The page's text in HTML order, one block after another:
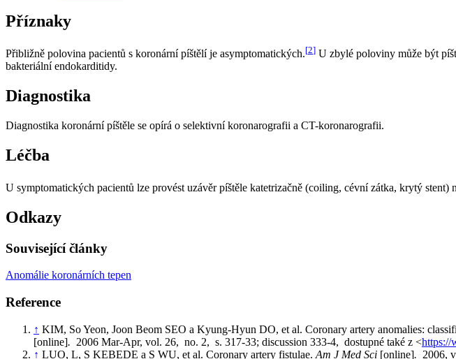
Příznaky
Přibližně polovina pacientů s koronární píštělí je asymptomatických.[2] U zbylé poloviny může být
bakteriální endokarditidy.
Diagnostika
Diagnostika koronární píštěle se opírá o selektivní koronarografii a CT-koronarografii.
Léčba
U symptomatických pacientů lze provést uzávěr píštěle katetrizačně (coiling, cévní zátka, krytý stent)
Odkazy
Související články
Anomálie koronárních tepen
Reference
↑ KIM, So Yeon, Joon Beom SEO a Kyung-Hyun DO, et al. Coronary artery anomalies:
[online]. 2006 Mar-Apr, vol. 26, no. 2, s. 317-33; discussion 333-4, dostupné také z <https://
↑ LUO, L, S KEBEDE a S WU, et al. Coronary artery fistulae. Am J Med Sci [online]. 2006,